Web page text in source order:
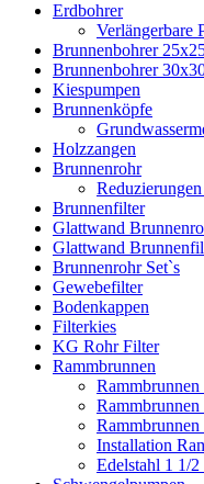
Erdbohrer
Verlängerbare
Brunnenbohrer
Brunnenbohrer
Kiespumpen
Brunnenköpfe
Holzzangen
Brunnenrohr
Brunnenfilter
Glattwand
Glattwand
Brunnenrohr Set`s
Gewebefilter
Bodenkappen
Filterkies
KG Rohr Filter
Rammbrunnen
Installation
Edelstahl 1 1/